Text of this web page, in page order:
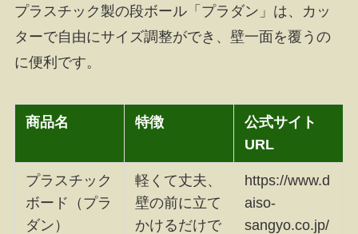
プラスチック製の段ボール「プラダン」は、カッ
ターで自由にサイズ調整ができ、壁一面を覆うの
に便利です。
商品名 特徴
公式サイト
URL
プラスチック
ボード（プラ
ダン）
軽くて丈夫、
壁の前に立て
かけるだけで
https://www.d
aiso-
sangyo.co.jp/